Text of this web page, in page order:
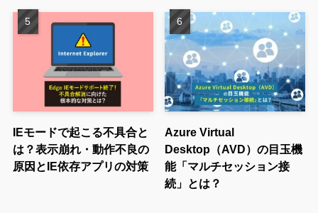
IEモードで起こる不具合と
は？表示崩れ・動作不良の
原因とIE依存アプリの対策
Azure Virtual
Desktop（AVD）の目玉機
能「マルチセッション接
続」とは？